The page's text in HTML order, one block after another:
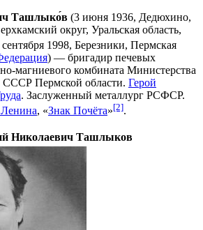
Ташлыко́в (3 июня 1936, Дедюхино,
округ, Уральская область,
1998, Березники, Пермская
) — бригадир печевых
магниевого комбината Министерства
СССР Пермской области. Герой
. Заслуженный металлург РСФСР.
, «Знак Почёта»[2].
Николаевич Ташлыков